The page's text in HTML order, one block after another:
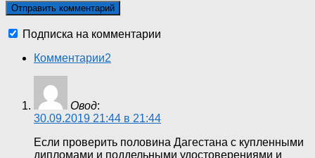
Подписка на комментарии
Комментарии2
Овод:
30.09.2019 21:44 в 21:44
Если проверить половина Дагестана с купленными
дипломами и поддельными удостоверениями и